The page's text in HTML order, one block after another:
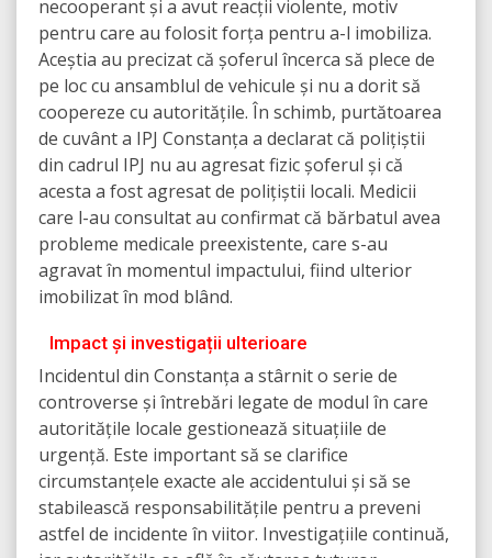
necooperant și a avut reacții violente, motiv
pentru care au folosit forța pentru a-l imobiliza.
Aceștia au precizat că șoferul încerca să plece de
pe loc cu ansamblul de vehicule și nu a dorit să
coopereze cu autoritățile. În schimb, purtătoarea
de cuvânt a IPJ Constanța a declarat că polițiștii
din cadrul IPJ nu au agresat fizic șoferul și că
acesta a fost agresat de polițiștii locali. Medicii
care l-au consultat au confirmat că bărbatul avea
probleme medicale preexistente, care s-au
agravat în momentul impactului, fiind ulterior
imobilizat în mod blând.
Impact și investigații ulterioare
Incidentul din Constanța a stârnit o serie de
controverse și întrebări legate de modul în care
autoritățile locale gestionează situațiile de
urgență. Este important să se clarifice
circumstanțele exacte ale accidentului și să se
stabilească responsabilitățile pentru a preveni
astfel de incidente în viitor. Investigațiile continuă,